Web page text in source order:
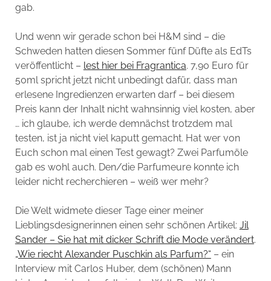
gab.
Und wenn wir gerade schon bei H&M sind – die
Schweden hatten diesen Sommer fünf Düfte als EdTs
veröffentlicht – lest hier bei Fragrantica. 7,90 Euro für
50ml spricht jetzt nicht unbedingt dafür, dass man
erlesene Ingredienzen erwarten darf – bei diesem
Preis kann der Inhalt nicht wahnsinnig viel kosten, aber
… ich glaube, ich werde demnächst trotzdem mal
testen, ist ja nicht viel kaputt gemacht. Hat wer von
Euch schon mal einen Test gewagt? Zwei Parfumöle
gab es wohl auch. Den/die Parfumeure konnte ich
leider nicht recherchieren – weiß wer mehr?
Die Welt widmete dieser Tage einer meiner
Lieblingsdesignerinnen einen sehr schönen Artikel: Jil
Sander – Sie hat mit dicker Schrift die Mode verändert.
„Wie riecht Alexander Puschkin als Parfum?“ – ein
Interview mit Carlos Huber, dem (schönen) Mann